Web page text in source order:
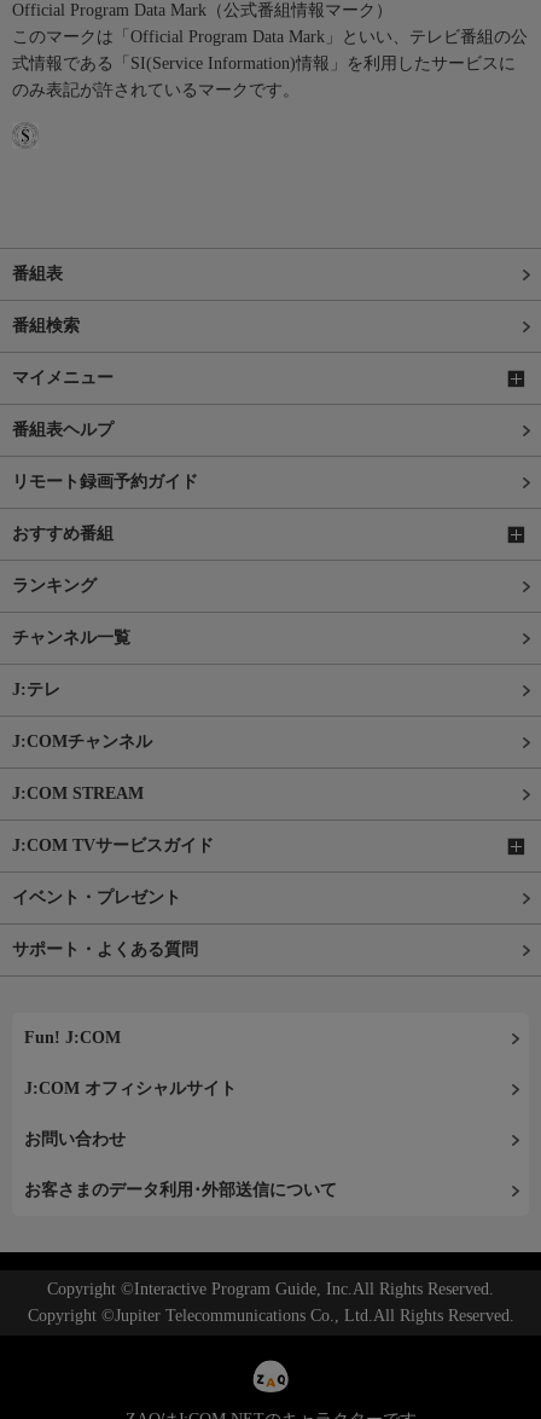
Official Program Data Mark（公式番組情報マーク）
このマークは「Official Program Data Mark」といい、テレビ番組の公
式情報である「SI(Service Information)情報」を利用したサービスに
のみ表記が許されているマークです。
番組表
番組検索
マイメニュー
番組表ヘルプ
リモート録画予約ガイド
おすすめ番組
ランキング
チャンネル一覧
J:テレ
J:COMチャンネル
J:COM STREAM
J:COM TVサービスガイド
イベント・プレゼント
サポート・よくある質問
Fun! J:COM
J:COM オフィシャルサイト
お問い合わせ
お客さまのデータ利用･外部送信について
Copyright ©Interactive Program Guide, Inc.All Rights Reserved.
Copyright ©Jupiter Telecommunications Co., Ltd.All Rights Reserved.